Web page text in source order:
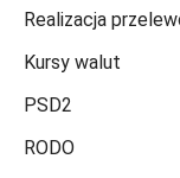
Realizacja
Kursy walut
PSD2
RODO